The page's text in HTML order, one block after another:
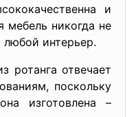
и
мебель никогда не
интерьер.
ротанга отвечает
поскольку
изготовлена –